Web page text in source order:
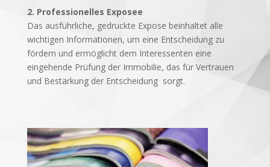
2. Professionelles Exposee
Das ausführliche, gedruckte Expose beinhaltet alle
wichtigen Informationen, um eine Entscheidung zu
fördern und ermöglicht dem Interessenten eine
eingehende Prüfung der Immobilie, das für Vertrauen
und Bestärkung der Entscheidung sorgt.